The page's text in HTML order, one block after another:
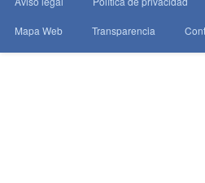
Mapa Web Transparencia